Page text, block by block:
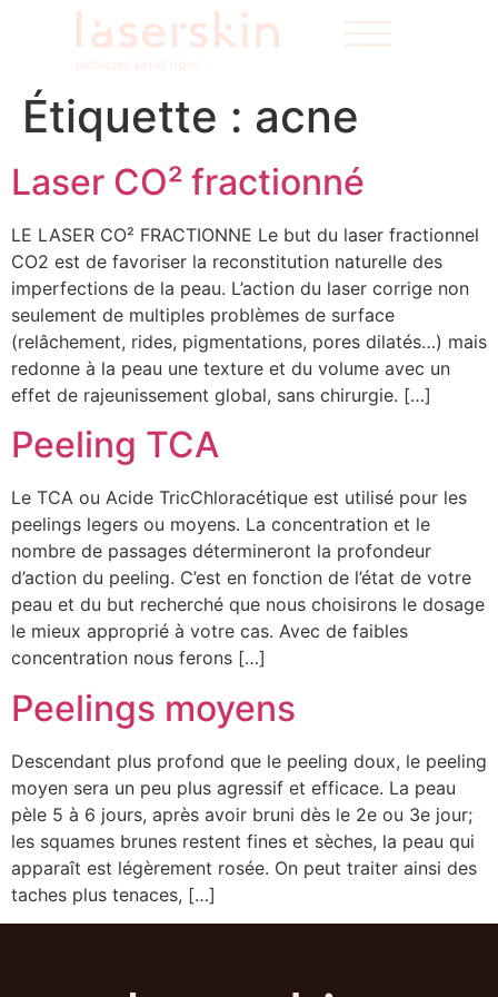
Étiquette : acne
Laser CO² fractionné
LE LASER CO² FRACTIONNE Le but du laser fractionnel
CO2 est de favoriser la reconstitution naturelle des
imperfections de la peau. L’action du laser corrige non
seulement de multiples problèmes de surface
(relâchement, rides, pigmentations, pores dilatés…) mais
redonne à la peau une texture et du volume avec un
effet de rajeunissement global, sans chirurgie. […]
Peeling TCA
Le TCA ou Acide TricChloracétique est utilisé pour les
peelings legers ou moyens. La concentration et le
nombre de passages détermineront la profondeur
d’action du peeling. C’est en fonction de l’état de votre
peau et du but recherché que nous choisirons le dosage
le mieux approprié à votre cas. Avec de faibles
concentration nous ferons […]
Peelings moyens
Descendant plus profond que le peeling doux, le peeling
moyen sera un peu plus agressif et efficace. La peau
pèle 5 à 6 jours, après avoir bruni dès le 2e ou 3e jour;
les squames brunes restent fines et sèches, la peau qui
apparaît est légèrement rosée. On peut traiter ainsi des
taches plus tenaces, […]